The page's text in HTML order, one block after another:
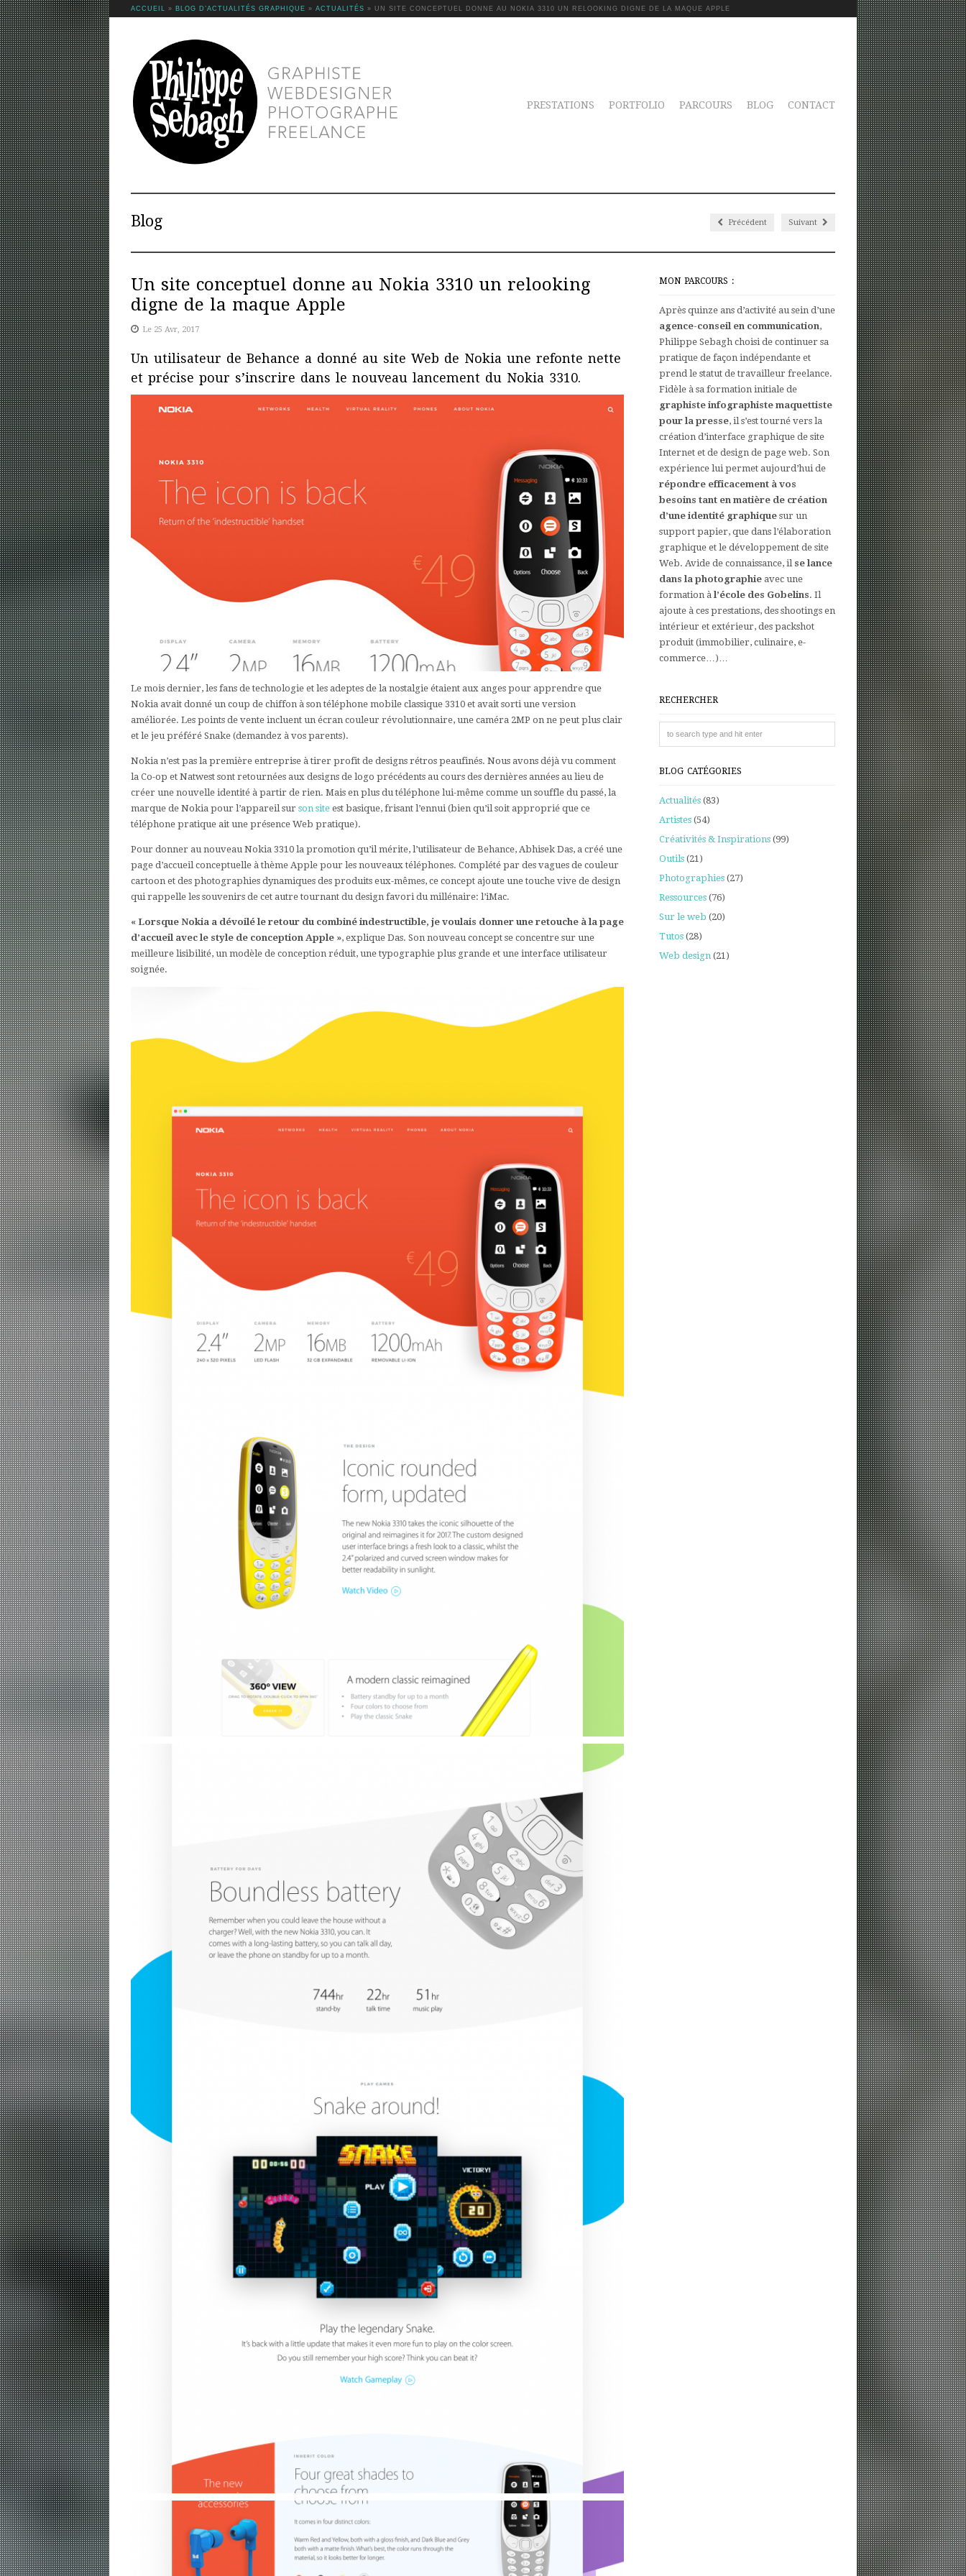
ACCUEIL » BLOG D’ACTUALITÉS GRAPHIQUE » ACTUALITÉS » UN SITE CONCEPTUEL DONNE AU NOKIA 3310 UN RELOOKING DIGNE DE LA MAQUE APPLE
PRESTATIONS PORTFOLIO PARCOURS BLOG CONTACT
Blog Précédent Suivant
Un site conceptuel donne au Nokia 3310 un relooking
digne de la maque Apple
Le 25 Avr, 2017
Un utilisateur de Behance a donné au site Web de Nokia une refonte nette
et précise pour s’inscrire dans le nouveau lancement du Nokia 3310.
Le mois dernier, les fans de technologie et les adeptes de la nostalgie étaient aux anges pour apprendre que
Nokia avait donné un coup de chiffon à son téléphone mobile classique 3310 et avait sorti une version
améliorée. Les points de vente incluent un écran couleur révolutionnaire, une caméra 2MP on ne peut plus clair
et le jeu préféré Snake (demandez à vos parents).
Nokia n’est pas la première entreprise à tirer profit de designs rétros peaufinés. Nous avons déjà vu comment
la Co-op et Natwest sont retournées aux designs de logo précédents au cours des dernières années au lieu de
créer une nouvelle identité à partir de rien. Mais en plus du téléphone lui-même comme un souffle du passé, la
marque de Nokia pour l’appareil sur son site est basique, frisant l’ennui (bien qu’il soit approprié que ce
téléphone pratique ait une présence Web pratique).
Pour donner au nouveau Nokia 3310 la promotion qu’il mérite, l’utilisateur de Behance, Abhisek Das, a créé une
page d’accueil conceptuelle à thème Apple pour les nouveaux téléphones. Complété par des vagues de couleur
cartoon et des photographies dynamiques des produits eux-mêmes, ce concept ajoute une touche vive de design
qui rappelle les souvenirs de cet autre tournant du design favori du millénaire: l’iMac.
« Lorsque Nokia a dévoilé le retour du combiné indestructible, je voulais donner une retouche à la page
d’accueil avec le style de conception Apple », explique Das. Son nouveau concept se concentre sur une
meilleure lisibilité, un modèle de conception réduit, une typographie plus grande et une interface utilisateur
soignée.
MON PARCOURS :
Après quinze ans d’activité au sein d’une
agence-conseil en communication,
Philippe Sebagh choisi de continuer sa
pratique de façon indépendante et
prend le statut de travailleur freelance.
Fidèle à sa formation initiale de
graphiste infographiste maquettiste
pour la presse, il s’est tourné vers la
création d’interface graphique de site
Internet et de design de page web. Son
expérience lui permet aujourd’hui de
répondre efficacement à vos
besoins tant en matière de création
d’une identité graphique sur un
support papier, que dans l’élaboration
graphique et le développement de site
Web. Avide de connaissance, il se lance
dans la photographie avec une
formation à l’école des Gobelins. Il
ajoute à ces prestations, des shootings en
intérieur et extérieur, des packshot
produit (immobilier, culinaire, e-
commerce…)…
RECHERCHER
BLOG CATÉGORIES
Actualités (83)
Artistes (54)
Créativités & Inspirations (99)
Outils (21)
Photographies (27)
Ressources (76)
Sur le web (20)
Tutos (28)
Web design (21)